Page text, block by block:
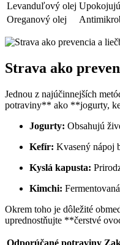
Levanduľový olej
Oreganový olej
Strava ako
Jednou z najúčinnejších
potraviny** ako **jogurty,
Jogurty: Obsahujú
Kefír: Kvasený nápoj
Kyslá kapusta:
Kimchi:
Okrem toho je dôležité
uprednostňujte **čerstvé
Odporúčané potraviny